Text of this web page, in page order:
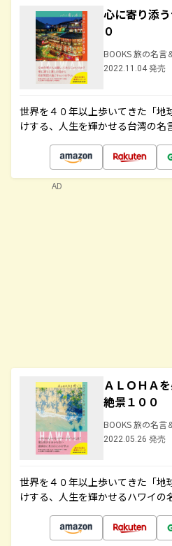
心に寄り添
０
BOOKS 旅の名言
2022.11.04 発売
世界を４０年以上歩いてきた「地
けする、人生を輝かせる台湾の名
ＡＬＯＨＡ
絶景１００
BOOKS 旅の名言
2022.05.26 発売
世界を４０年以上歩いてきた「地
けする、人生を輝かせるハワイの
AD